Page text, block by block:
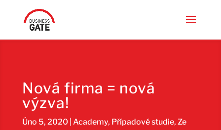
Nová firma = nová
výzva!
Úno 5, 2020| Academy, Případové studie, Ze